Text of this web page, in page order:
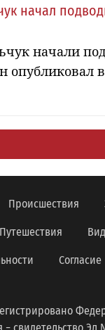
начал
начали
опубликовал
Происшествия
Путешествия
Согласие